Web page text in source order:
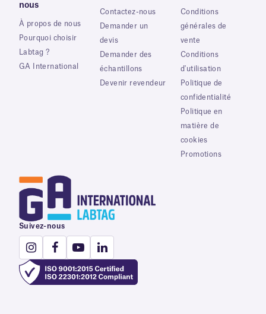
nous
À propos de nous
Pourquoi choisir
Labtag ?
GA International
Contactez-nous
Demander un
devis
Demander des
échantillons
Devenir revendeur
Conditions
générales de
vente
Conditions
d'utilisation
Politique de
confidentialité
Politique en
matière de
cookies
Promotions
Suivez-nous